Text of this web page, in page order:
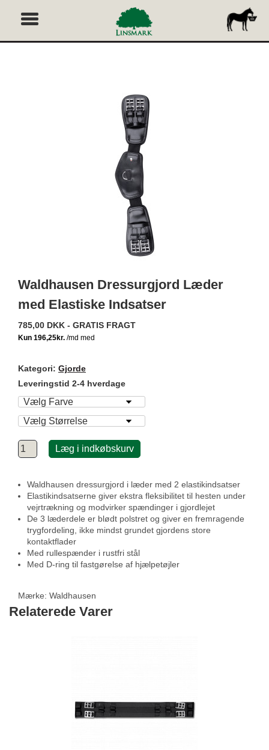
Waldhausen Dressurgjord Læder
med Elastiske Indsatser
785,00 DKK - GRATIS FRAGT
Kategori: Gjorde
Leveringstid 2-4 hverdage
Læg i indkøbskurv
Waldhausen dressurgjord i læder med 2 elastikindsatser
Elastikindsatserne giver ekstra fleksibilitet til hesten under
vejrtrækning og modvirker spændinger i gjordlejet
De 3 læderdele er blødt polstret og giver en fremragende
trygfordeling, ikke mindst grundet gjordens store
kontaktflader
Med rullespænder i rustfri stål
Med D-ring til fastgørelse af hjælpetøjler
Mærke: Waldhausen
Relaterede Varer